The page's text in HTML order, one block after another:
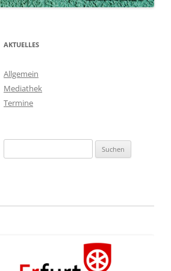
AKTUELLES
Allgemein
Mediathek
Termine
nach: